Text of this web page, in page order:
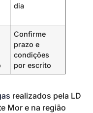
dia
Confirme
prazo e
condições
por escrito
realizados pela LD
Mor e na região